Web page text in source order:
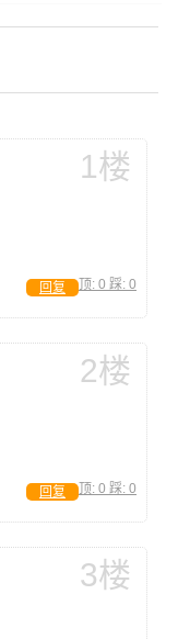
1楼
顶: 0 踩: 0
回复
2楼
顶: 0 踩: 0
回复
3楼